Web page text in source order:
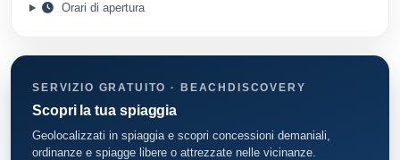
Orari di apertura
SERVIZIO GRATUITO · BEACHDISCOVERY
Scopri la tua spiaggia
Geolocalizzati in spiaggia e scopri concessioni demaniali,
ordinanze e spiagge libere o attrezzate nelle vicinanze.